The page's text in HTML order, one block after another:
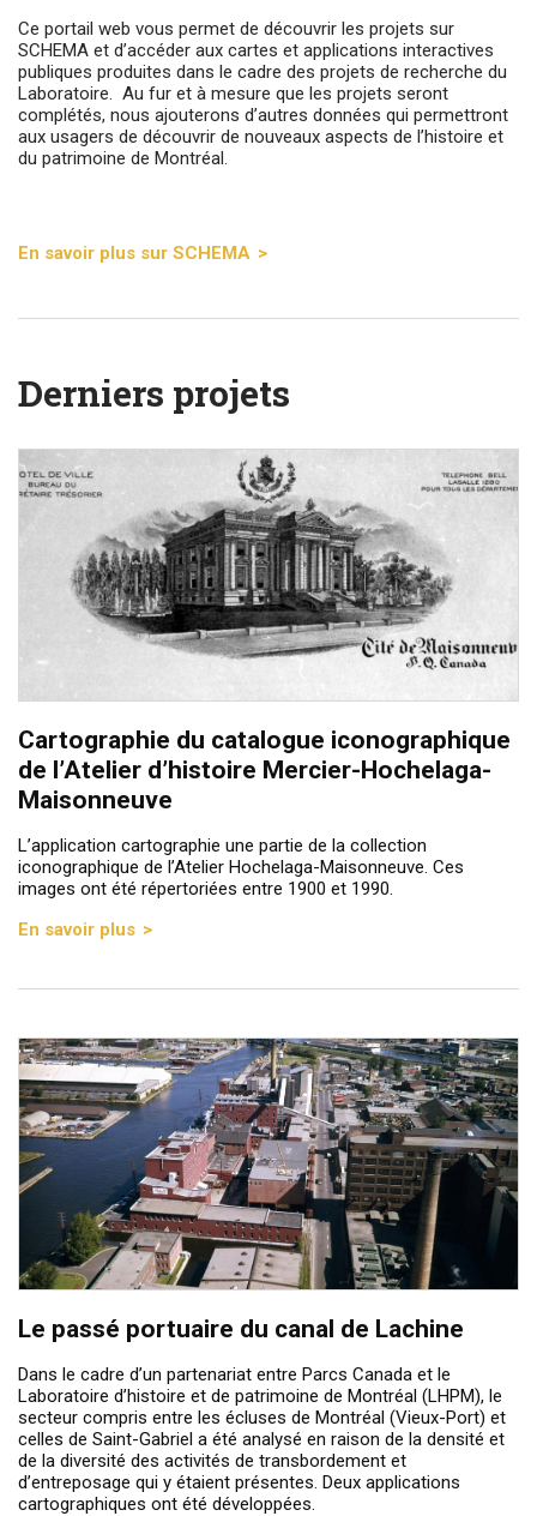
Ce portail web vous permet de découvrir les projets sur
SCHEMA et d’accéder aux cartes et applications interactives
publiques produites dans le cadre des projets de recherche du
Laboratoire. Au fur et à mesure que les projets seront
complétés, nous ajouterons d’autres données qui permettront
aux usagers de découvrir de nouveaux aspects de l’histoire et
du patrimoine de Montréal.
En savoir plus sur SCHEMA
Derniers projets
Cartographie du catalogue iconographique
de l’Atelier d’histoire Mercier-Hochelaga-
Maisonneuve
L’application cartographie une partie de la collection
iconographique de l’Atelier Hochelaga-Maisonneuve. Ces
images ont été répertoriées entre 1900 et 1990.
En savoir plus
Le passé portuaire du canal de Lachine
Dans le cadre d’un partenariat entre Parcs Canada et le
Laboratoire d’histoire et de patrimoine de Montréal (LHPM), le
secteur compris entre les écluses de Montréal (Vieux-Port) et
celles de Saint-Gabriel a été analysé en raison de la densité et
de la diversité des activités de transbordement et
d’entreposage qui y étaient présentes. Deux applications
cartographiques ont été développées.